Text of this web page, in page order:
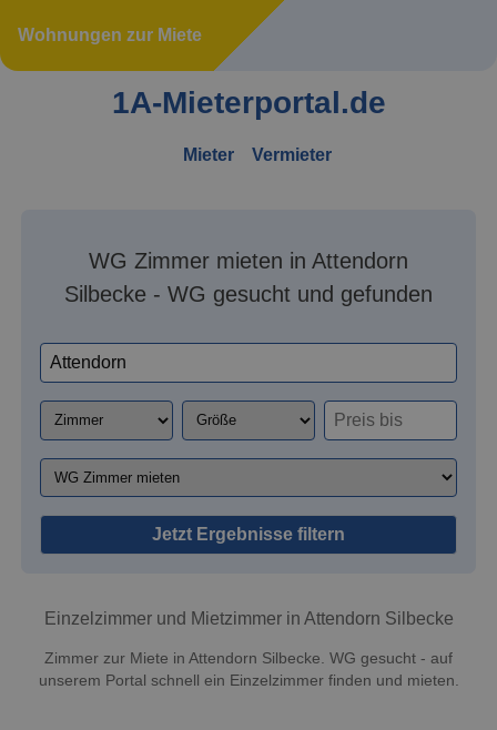
Wohnungen zur Miete
1A-Mieterportal.de
Mieter Vermieter
WG Zimmer mieten in Attendorn
Silbecke - WG gesucht und gefunden
Jetzt Ergebnisse filtern
Einzelzimmer und Mietzimmer in Attendorn Silbecke
Zimmer zur Miete in Attendorn Silbecke. WG gesucht - auf
unserem Portal schnell ein Einzelzimmer finden und mieten.